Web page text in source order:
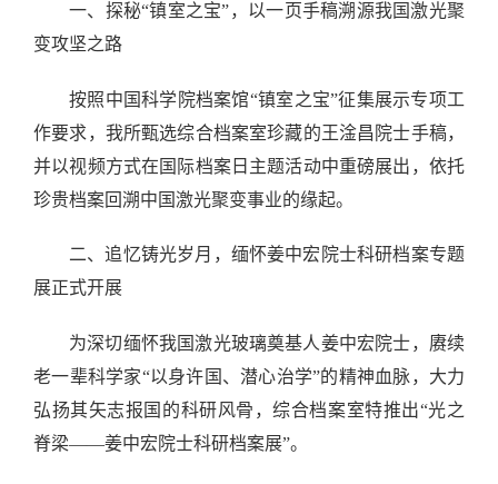
一、探秘“镇室之宝”，以一页手稿溯源我国激光聚
变攻坚之路
按照中国科学院档案馆“镇室之宝”征集展示专项工
作要求，我所甄选综合档案室珍藏的王淦昌院士手稿，
并以视频方式在国际档案日主题活动中重磅展出，依托
珍贵档案回溯中国激光聚变事业的缘起。
二、追忆铸光岁月，缅怀姜中宏院士科研档案专题
展正式开展
为深切缅怀我国激光玻璃奠基人姜中宏院士，赓续
老一辈科学家“以身许国、潜心治学”的精神血脉，大力
弘扬其矢志报国的科研风骨，综合档案室特推出“光之
脊梁——姜中宏院士科研档案展”。